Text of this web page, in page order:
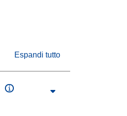
Espandi tutto